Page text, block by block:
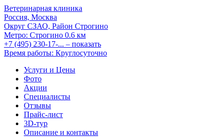
Ветеринарная клиника
Россия, Москва
Округ СЗАО, Район Строгино
Метро: Строгино 0.6 км
+7 (495) 230-17-... – показать
Время работы: Круглосуточно
Услуги и Цены
Фото
Акции
Специалисты
Отзывы
Прайс-лист
3D-тур
Описание и контакты